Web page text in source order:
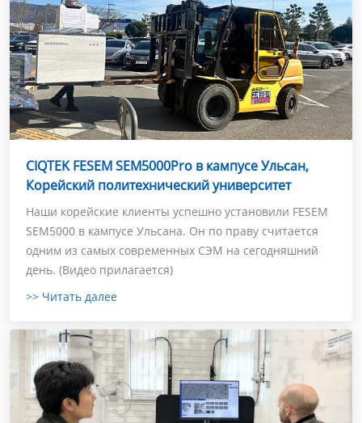
CIQTEK FESEM SEM5000Pro в кампусе Ульсан,
Корейский политехнический университет
Наши корейские клиенты успешно установили FESEM
SEM5000 в кампусе Ульсана. Он по праву считается
одним из самых современных СЭМ на сегодняшний
день. (Видео прилагается)
>> Читать далее